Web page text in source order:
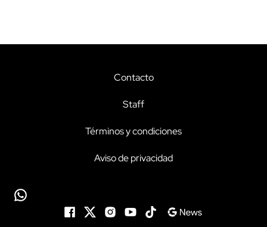
Contacto
Staff
Términos y condiciones
Aviso de privacidad